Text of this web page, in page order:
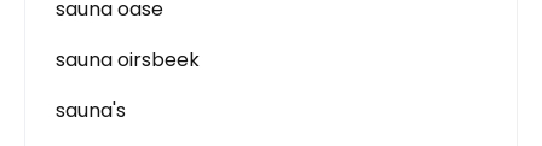
sauna oase
sauna oirsbeek
sauna's